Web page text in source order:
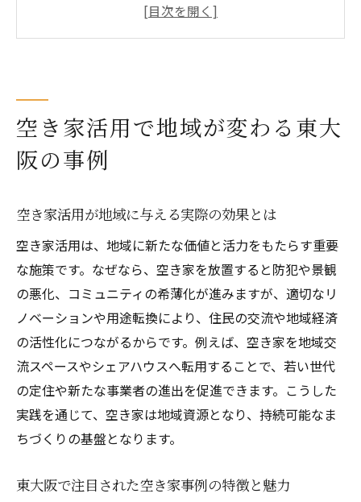
次に繋げる空き家事例の学びと活用ヒント
東大阪市で注目される空き家の新たな使い道
空き家が生まれ変わる交流拠点の可能性
リノベーションによる空き家の価値向上策
空き家を地域ビジネス拠点にする発想法
東大阪市の空き家バンク活用の現状と工夫
新たな空き家利用が広がる地域の変化点
地域活性化に繋がる空き家の活用アイデア集
空き家のコミュニティ活用で人が集う理由
地域課題解決へ導く空き家リノベの工夫
空き家を活かした子育て支援拠点の事例
空き家を使った起業・テレワーク支援方法
空き家活用で地域が変わる東大
阪の事例
空き家活用が地域に与える実際の効果とは
空き家活用は、地域に新たな価値と活力をもたらす重要
な施策です。なぜなら、空き家を放置すると防犯や景観
の悪化、コミュニティの希薄化が進みますが、適切なリ
ノベーションや用途転換により、住民の交流や地域経済
の活性化につながるからです。例えば、空き家を地域交
流スペースやシェアハウスへ転用することで、若い世代
の定住や新たな事業者の進出を促進できます。こうした
実践を通じて、空き家は地域資源となり、持続可能なま
ちづくりの基盤となります。
東大阪で注目された空き家事例の特徴と魅力